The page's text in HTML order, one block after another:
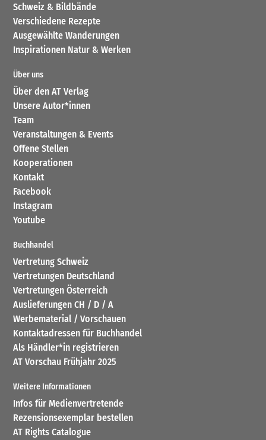
Schweiz & Bildbände
Verschiedene Rezepte
Ausgewählte Wanderungen
Inspirationen Natur & Werken
Über uns
Über den AT Verlag
Unsere Autor*innen
Team
Veranstaltungen & Events
Offene Stellen
Kooperationen
Kontakt
Facebook
Instagram
Youtube
Buchhandel
Vertretung Schweiz
Vertretungen Deutschland
Vertretungen Österreich
Auslieferungen CH / D / A
Werbematerial / Vorschauen
Kontaktadressen für Buchhandel
Als Händler*in registrieren
AT Vorschau Frühjahr 2025
Weitere Informationen
Infos für Medienvertretende
Rezensionsexemplar bestellen
AT Rights Catalogue